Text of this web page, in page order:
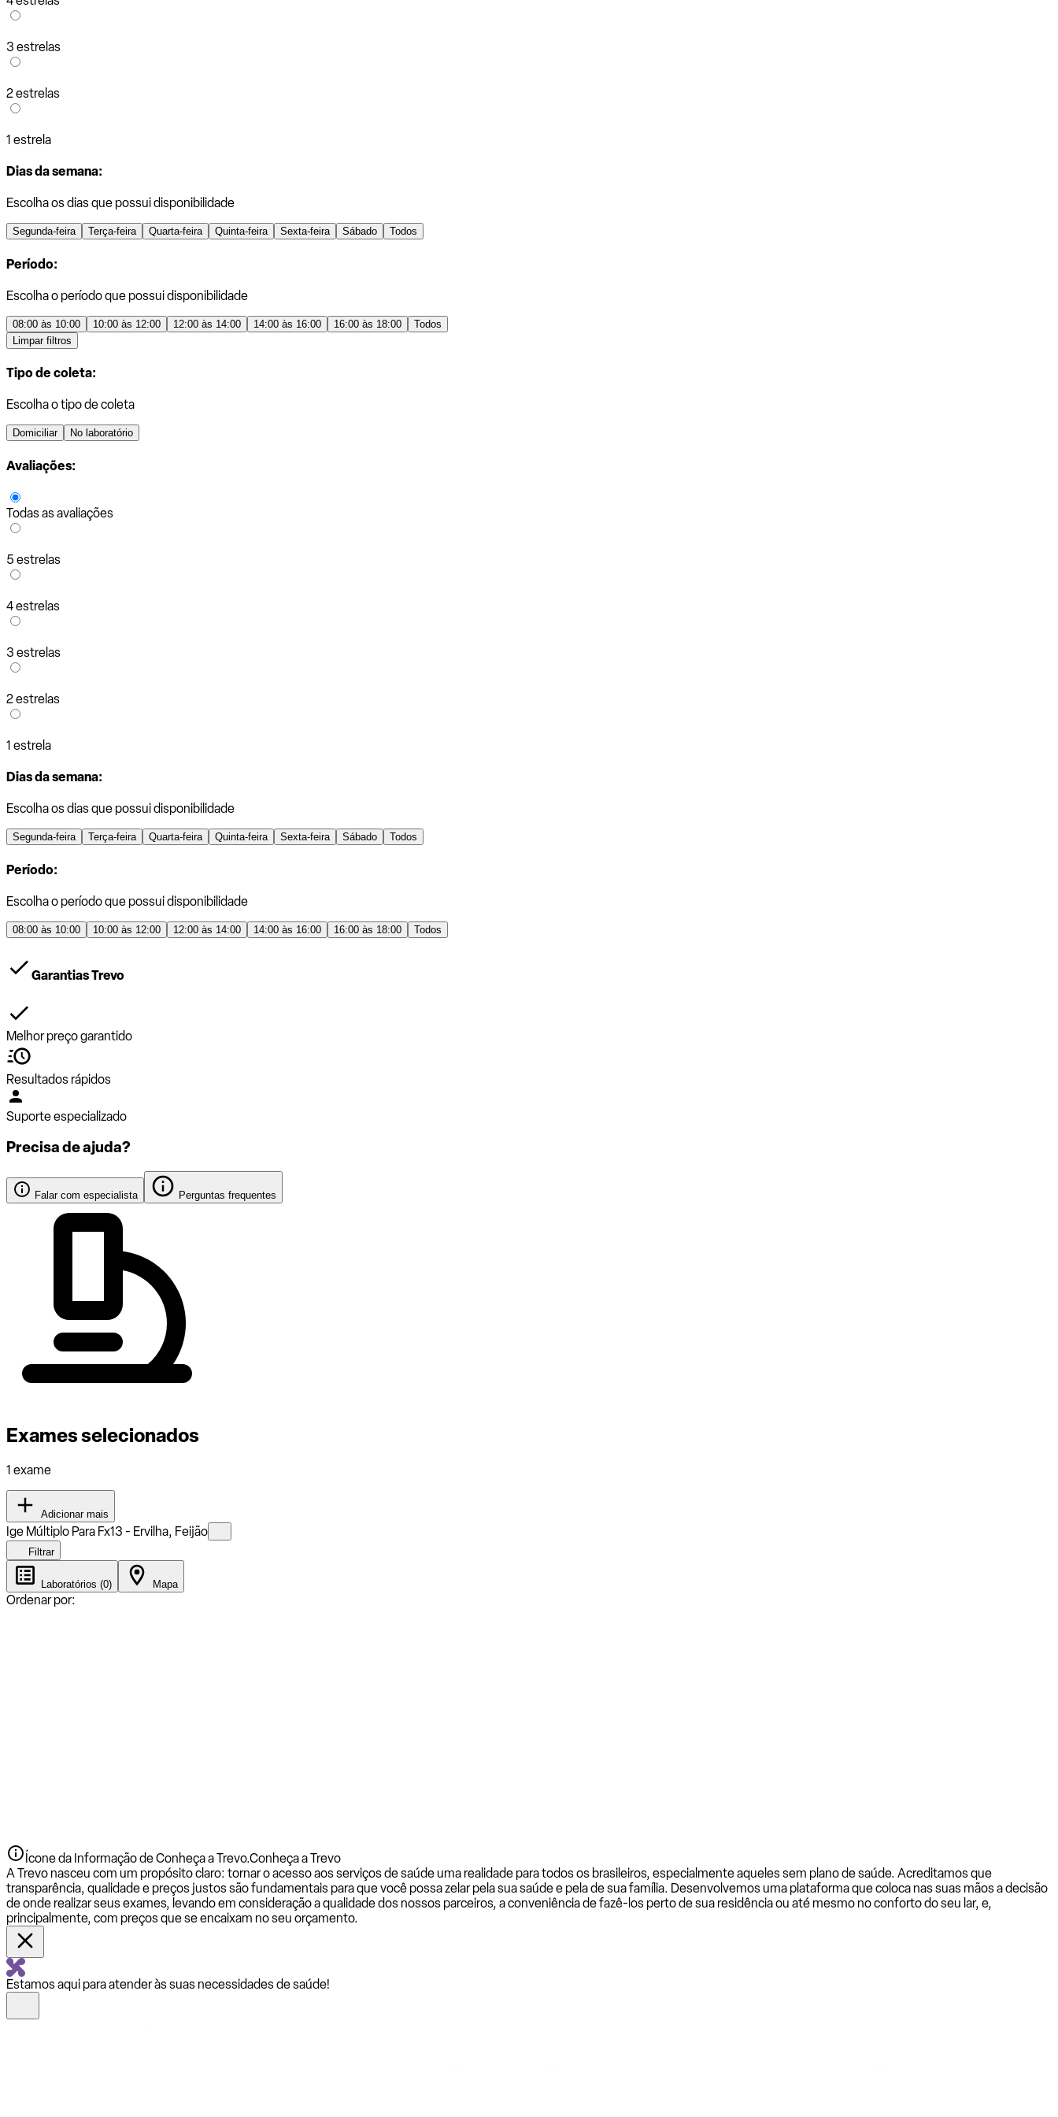
3 estrelas
2 estrelas
1 estrela
Dias da semana:
Escolha os dias que possui disponibilidade
Segunda-feira Terça-feira Quarta-feira Quinta-feira Sexta-feira Sábado Todos
Período:
Escolha o período que possui disponibilidade
08:00 às 10:00 10:00 às 12:00 12:00 às 14:00 14:00 às 16:00 16:00 às 18:00
Todos
Limpar filtros
Tipo de coleta:
Escolha o tipo de coleta
Domiciliar No laboratório
Avaliações:
Todas as avaliações
5 estrelas
4 estrelas
3 estrelas
2 estrelas
1 estrela
Dias da semana:
Escolha os dias que possui disponibilidade
Segunda-feira Terça-feira Quarta-feira Quinta-feira Sexta-feira Sábado Todos
Período:
Escolha o período que possui disponibilidade
08:00 às 10:00 10:00 às 12:00 12:00 às 14:00 14:00 às 16:00 16:00 às 18:00 Todos
Garantias Trevo
Melhor preço garantido
Resultados rápidos
Suporte especializado
Precisa de ajuda?
Falar com especialista Perguntas frequentes
Exames selecionados
1 exame
Adicionar mais
Ige Múltiplo Para Fx13 - Ervilha, Feijão
Filtrar
Laboratórios (0) Mapa
Ordenar por:
Ícone da Informação de Conheça a Trevo.Conheça a Trevo
A Trevo nasceu com um propósito claro: tornar o acesso aos serviços de saúde uma realidade para todos os brasileiros, especialmente aqueles sem plano de saúde. Acreditamos que
transparência, qualidade e preços justos são fundamentais para que você possa zelar pela sua saúde e pela de sua família. Desenvolvemos uma plataforma que coloca nas suas mãos a decisão
de onde realizar seus exames, levando em consideração a qualidade dos nossos parceiros, a conveniência de fazê-los perto de sua residência ou até mesmo no conforto do seu lar, e,
principalmente, com preços que se encaixam no seu orçamento.
Estamos aqui para atender às suas necessidades de saúde!